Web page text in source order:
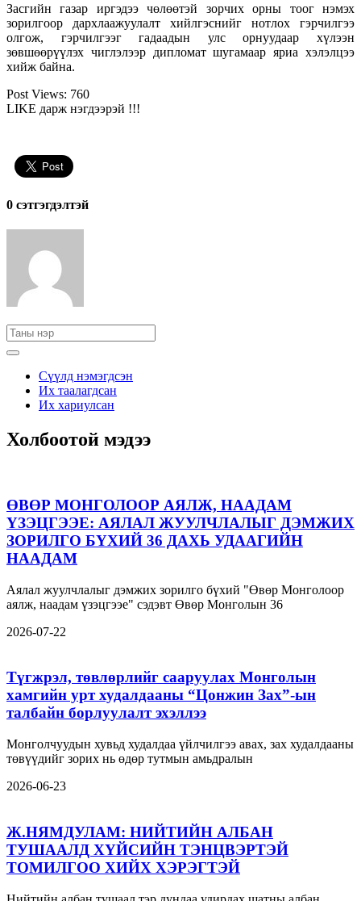
Засгийн газар иргэдээ чөлөөтэй зорчих орны тоог нэмэх
зорилгоор дархлаажуулалт хийлгэснийг нотлох гэрчилгээ
олгож, гэрчилгээг гадаадын улс орнуудаар хүлээн
зөвшөөрүүлэх чиглэлээр дипломат шугамаар яриа хэлэлцээ
хийж байна.
Post Views: 760
LIKE дарж нэгдээрэй !!!
0 cэтгэгдэлтэй
Сүүлд нэмэгдсэн
Их таалагдсан
Их хариулсан
Холбоотой мэдээ
ӨВӨР МОНГОЛООР АЯЛЖ, НААДАМ
ҮЗЭЦГЭЭЕ: АЯЛАЛ ЖУУЛЧЛАЛЫГ ДЭМЖИХ
ЗОРИЛГО БҮХИЙ 36 ДАХЬ УДААГИЙН
НААДАМ
Аялал жуулчлалыг дэмжих зорилго бүхий "Өвөр Монголоор
аялж, наадам үзэцгээе" сэдэвт Өвөр Монголын 36
2026-07-22
Түгжрэл, төвлөрлийг сааруулах Монголын
хамгийн урт худалдааны “Цонжин Зах”-ын
талбайн борлуулалт эхэллээ
Монголчуудын хувьд худалдаа үйлчилгээ авах, зах худалдааны
төвүүдийг зорих нь өдөр тутмын амьдралын
2026-06-23
Ж.НЯМДУЛАМ: НИЙТИЙН АЛБАН
ТУШААЛД ХҮЙСИЙН ТЭНЦВЭРТЭЙ
ТОМИЛГОО ХИЙХ ХЭРЭГТЭЙ